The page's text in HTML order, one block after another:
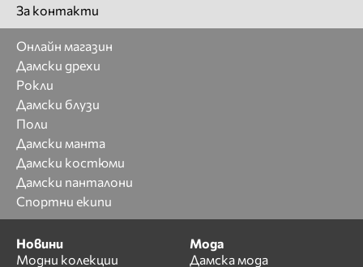
За контакти
Онлайн магазин
Дамски дрехи
Рокли
Дамски блузи
Поли
Дамски манта
Дамски костюми
Дамски панталони
Спортни екипи
Новини
Модни колекции
Мода
Дамска мода